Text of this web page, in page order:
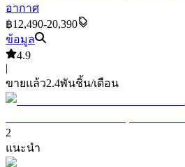
อากาศ
฿12,490-20,390
ข้อมูล
4.9
|
ขายแล้ว2.4พันชิ้น/เดือน
2
แนะนำ